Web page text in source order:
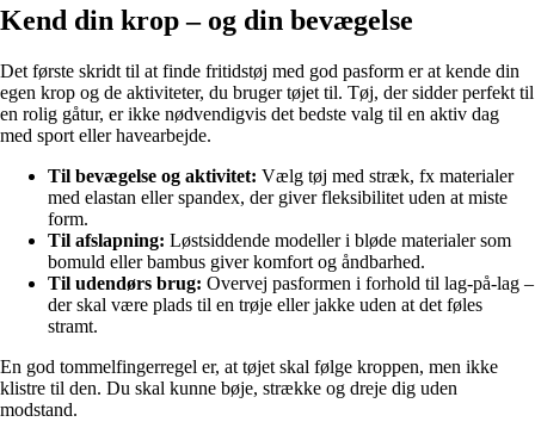
Kend din krop – og din bevægelse
Det første skridt til at finde fritidstøj med god pasform er at kende din
egen krop og de aktiviteter, du bruger tøjet til. Tøj, der sidder perfekt til
en rolig gåtur, er ikke nødvendigvis det bedste valg til en aktiv dag
med sport eller havearbejde.
Til bevægelse og aktivitet: Vælg tøj med stræk, fx materialer
med elastan eller spandex, der giver fleksibilitet uden at miste
form.
Til afslapning: Løstsiddende modeller i bløde materialer som
bomuld eller bambus giver komfort og åndbarhed.
Til udendørs brug: Overvej pasformen i forhold til lag-på-lag –
der skal være plads til en trøje eller jakke uden at det føles
stramt.
En god tommelfingerregel er, at tøjet skal følge kroppen, men ikke
klistre til den. Du skal kunne bøje, strække og dreje dig uden
modstand.